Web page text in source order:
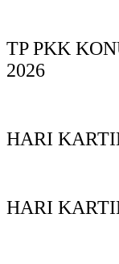
TP PKK
2026
HARI
HARI